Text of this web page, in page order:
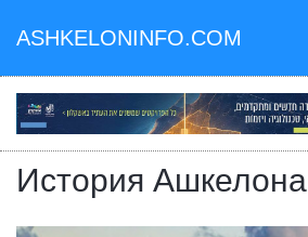
ASHKELONINFO.COM
История Ашкелона